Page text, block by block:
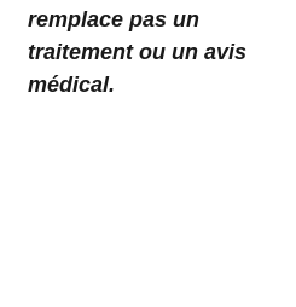
remplace pas un
traitement ou un avis
médical.